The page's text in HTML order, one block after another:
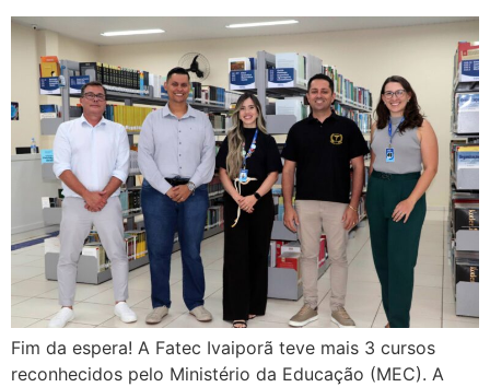
Fim da espera! A Fatec Ivaiporã teve mais 3 cursos
reconhecidos pelo Ministério da Educação (MEC). A